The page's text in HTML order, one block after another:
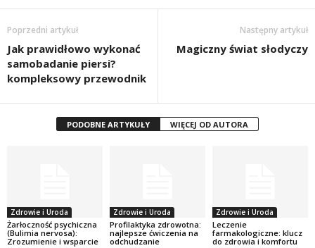
Poprzedni artykuł
Jak prawidłowo wykonać
samobadanie piersi?
kompleksowy przewodnik
Następny artykuł
Magiczny świat słodyczy
PODOBNE ARTYKUŁY WIĘCEJ OD AUTORA
Zdrowie i Uroda
Żarłoczność psychiczna
(Bulimia nervosa):
Zrozumienie i wsparcie
Zdrowie i Uroda
Profilaktyka zdrowotna:
najlepsze ćwiczenia na
odchudzanie
Zdrowie i Uroda
Leczenie
farmakologiczne: klucz
do zdrowia i komfortu